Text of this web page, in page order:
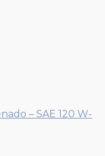
– SAE 120 W-